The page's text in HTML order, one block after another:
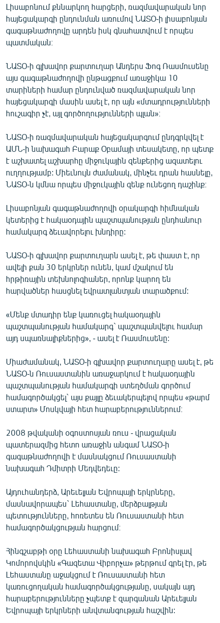
Լիսաբոնում քննարկող հարցերի, ռազմավարական նոր
հայեցակարգի ընդունման առումով ՆԱՏՕ-ի լիսաբոնյան
գագաթնաժողովը արդեն իսկ գնահատվում է որպես
պատմական։
ՆԱՏՕ-ի գլխավոր քարտուղար Անդերս Ֆոգ Ռասմուսենը
այս գագաթնաժողովի ընթացքում առաջիկա 10
տարիների համար ընդունված ռազմավարական նոր
հայեցակարգի մասին ասել է, որ այն «մտադրությունների
հուշագիր չէ, այլ գործողությունների պլան»։
ՆԱՏՕ-ի ռազմավարական հայեցակարգում ընդգրկվել է
ԱՄՆ-ի նախագահ Բարաք Օբամայի տեսակետը, որ պետք
է աշխատել աշխարհը միջուկային զենքերից ազատելու
ուղղությամբ: Միեւնույն ժամանակ, մինչեւ դրան հասնելը,
ՆԱՏՕ-ն կմնա որպես միջուկային զենք ունեցող դաշինք։
Լիսաբոնյան գագաթնաժողովի օրակարգի հիմնական
կետերից է հակաօդային պաշտպանության ընդհանուր
համակարգ ձեւավորելու խնդիրը:
ՆԱՏՕ-ի գլխավոր քարտուղարն ասել է, թե փաստ է, որ
ավելի քան 30 երկրներ ունեն, կամ մշակում են
հրթիռային տեխնոլոգիաներ, որոնք կարող են
հարվածներ հասցնել եվրատլանտյան տարածքում:
«Մենք մտադիր ենք կառուցել հակաօդային
պաշտպանության համակարգ` պաշտպանվելու համար
այդ սպառնալիքներից», - ասել է Ռասմուսենը:
Միաժամանակ, ՆԱՏՕ-ի գլխավոր քարտուղարը ասել է, թե
ՆԱՏՕ-ն Ռուսաստանին առաջարկում է հակաօդային
պաշտպանության համակարգի ստեղծման գործում
համագործակցել` այս քայլը ձեւակերպելով որպես «թարմ
ստարտ» Մոսկվայի հետ հարաբերություններում։
2008 թվականի օգոստոսյան ռուս - վրացական
պատերազմից հետո առաջին անգամ ՆԱՏՕ-ի
գագաթնաժողովի է մասնակցում Ռուսաստանի
նախագահ Դմիտրի Մեդվեդեւը:
Այդուհանդերձ, Արեւելյան Եվրոպայի երկրները,
մասնավորապես` Լեհաստանը, մերձբալթյան
պետությունները, հոռետես են Ռուսաստանի հետ
համագործակցության հարցում։
Հինգշաբթի օրը Լեհաստանի նախագահ Բրոնիսլավ
Կոմորովսկին «Գազետա Վիբորչա» թերթում գրել էր, թե
Լեհաստանը աջակցում է Ռուսաստանի հետ
կառուցողական համագործակցությանը, սակայն այդ
հարաբերությունները չպետք է զարգանան Արեւելյան
Եվրոպայի երկրների անվտանգության հաշվին: